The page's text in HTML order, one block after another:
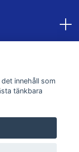
innehåll som
tänkbara